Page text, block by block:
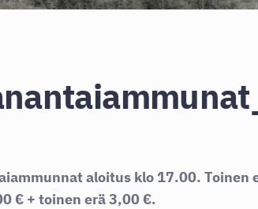
aloitus klo 17.00. Toinen
€ + toinen erä 3,00 €.